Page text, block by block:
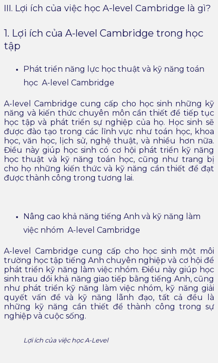
III. Lợi ích của việc học A-level Cambridge là gì?
1. Lợi ích của A-level Cambridge trong học
tập
Phát triển năng lực học thuật và kỹ năng toán
học A-level Cambridge
A-level Cambridge cung cấp cho học sinh những kỹ
năng và kiến ​​thức chuyên môn cần thiết để tiếp tục
học tập và phát triển sự nghiệp của họ. Học sinh sẽ
được đào tạo trong các lĩnh vực như toán học, khoa
học, văn học, lịch sử, nghệ thuật, và nhiều hơn nữa.
Điều này giúp học sinh có cơ hội phát triển kỹ năng
học thuật và kỹ năng toán học, cũng như trang bị
cho họ những kiến ​​thức và kỹ năng cần thiết để đạt
được thành công trong tương lai.
Nâng cao khả năng tiếng Anh và kỹ năng làm
việc nhóm A-level Cambridge
A-level Cambridge cung cấp cho học sinh một môi
trường học tập tiếng Anh chuyên nghiệp và cơ hội để
phát triển kỹ năng làm việc nhóm. Điều này giúp học
sinh trau dồi khả năng giao tiếp bằng tiếng Anh, cũng
như phát triển kỹ năng làm việc nhóm, kỹ năng giải
quyết vấn đề và kỹ năng lãnh đạo, tất cả đều là
những kỹ năng cần thiết để thành công trong sự
nghiệp và cuộc sống.
Lợi ích của việc học A-Level